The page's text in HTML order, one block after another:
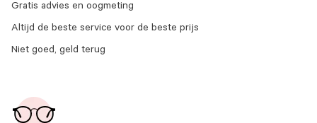
Gratis advies en oogmeting
Altijd de beste service voor de beste prijs
Niet goed, geld terug